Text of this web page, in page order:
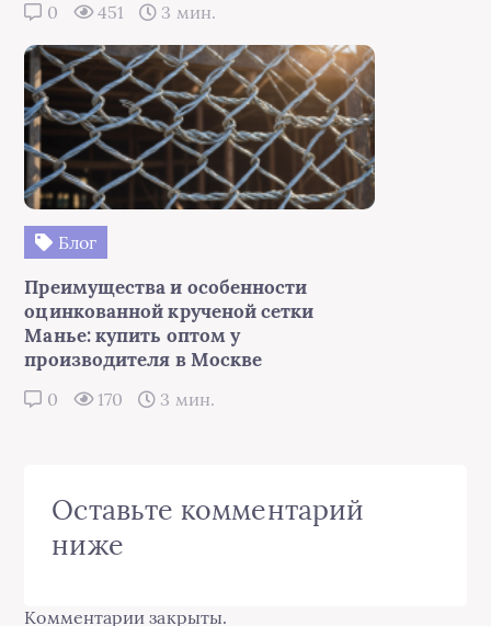
0 451 3 мин.
Блог
Преимущества и особенности
оцинкованной крученой сетки
Манье: купить оптом у
производителя в Москве
0 170 3 мин.
Оставьте комментарий
ниже
Комментарии закрыты.